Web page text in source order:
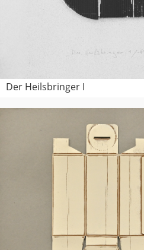
Der Heilsbringer I